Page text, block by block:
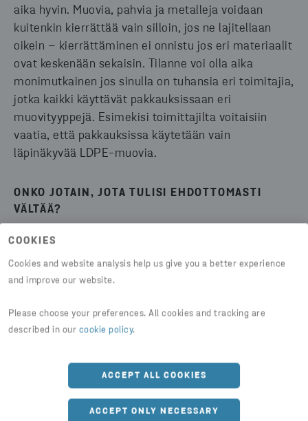
COOKIES
Cookies and website analysis help us give you a better experience
and improve our website.
Please choose your preferences. All cookies and tracking are
described in our cookie policy.
ACCEPT ALL COOKIES
ACCEPT ONLY NECESSARY
aika hyvin. Muovia, pahvia ja metalleja voidaan
kuitenkin kierrättää vain silloin, jos ne lajitellaan
oikein – kierrättäminen ei onnistu jos eri materiaalit
ovat keskenään sekaisin. Tilanne voi olla aika
monimutkainen jos sinulla on tuhansia eri toimitajia,
jotka kaikki käyttävät pakkauksissaan eri
muovityyppejä. Esimekisi toimittajilta voitaisiin
vaatia, että pakkauksissa käytetään vain
läpinäkyvää LDPE-muovia.
ONKO JOTAIN, JOTA TULISI EHDOTTOMASTI
VÄLTÄÄ?
Yksi esimerkki on mustamuovi. Sitä on vaikea
analysoida ja lajitella, sillä laitteet eivät tunnista
sitä. Yleisestikin värilliset muovit ovat huonommin
Läpinäkyvä muovi on yleisesti parhaiten
kierrätettävä muovityyppi, ja sillä on paras
standardisoitua muovia, joka sisältää
mahdollisimman vähän lisäaineita, väriä, ilmaa ja
kemikaaleja.